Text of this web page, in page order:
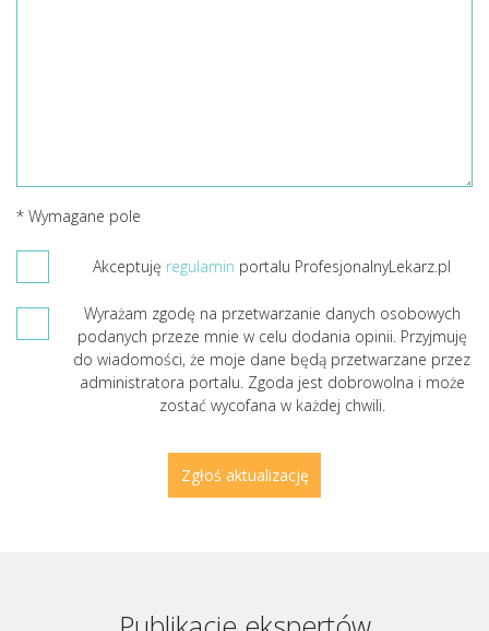
* Wymagane pole
Akceptuję regulamin portalu ProfesjonalnyLekarz.pl
Wyrażam zgodę na przetwarzanie danych osobowych
podanych przeze mnie w celu dodania opinii. Przyjmuję
do wiadomości, że moje dane będą przetwarzane przez
administratora portalu. Zgoda jest dobrowolna i może
zostać wycofana w każdej chwili.